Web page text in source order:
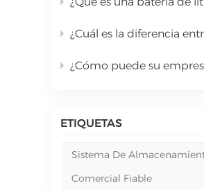
¿Cuál es la diferencia entre los paneles solares PERC de tipo
¿Cómo puede su empresa maximizar el retorno de la inversión con sistemas de
ETIQUETAS
Sistema De
Comercial Fiable